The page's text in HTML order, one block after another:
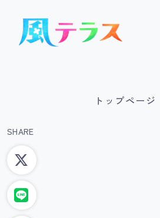
トップページ
SHARE